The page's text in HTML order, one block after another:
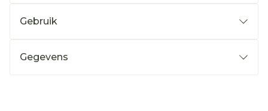
Gebruik
Gegevens